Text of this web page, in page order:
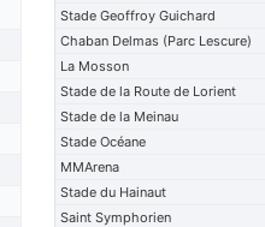
Stade Geoffroy Guichard
Chaban Delmas (Parc Lescure)
La Mosson
Stade de la Route de Lorient
Stade de la Meinau
Stade Océane
MMArena
Stade du Hainaut
Saint Symphorien